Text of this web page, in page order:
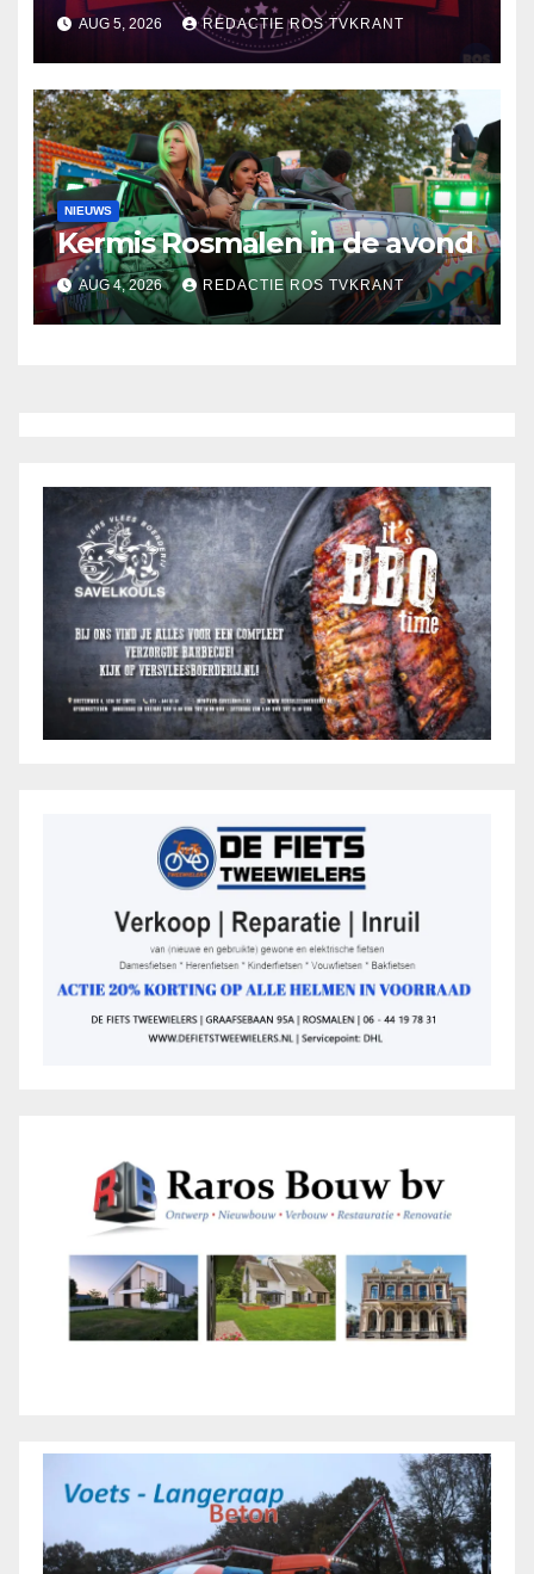
AUG 5, 2026 REDACTIE ROS TVKRANT
NIEUWS
Kermis Rosmalen in de avond
AUG 4, 2026 REDACTIE ROS TVKRANT